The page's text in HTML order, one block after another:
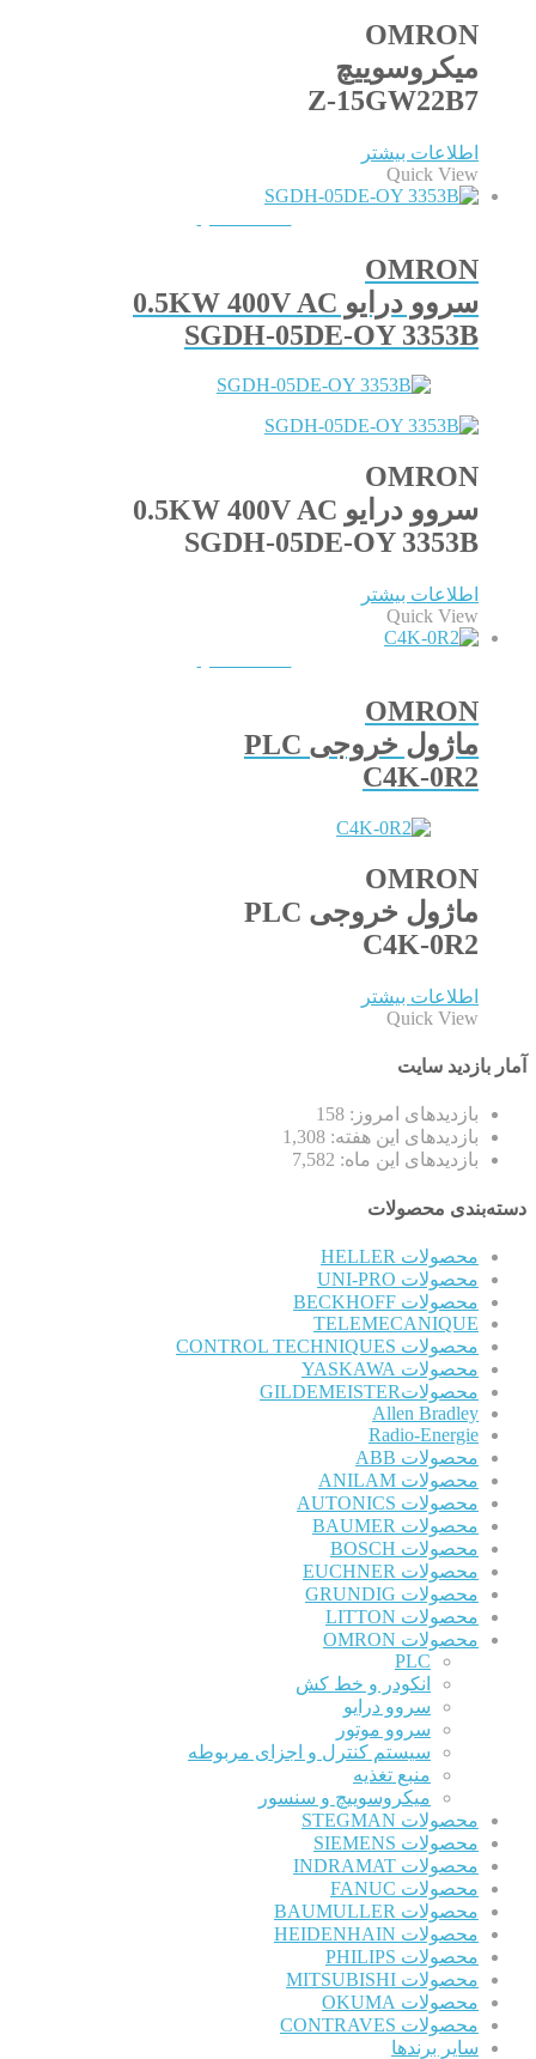
OMRON
میکروسوییچ
Z-15GW22B7
اطلاعات بیشتر
Quick View
OMRON
سروو درایو 0.5KW 400V AC
SGDH-05DE-OY 3353B
OMRON
سروو درایو 0.5KW 400V AC
SGDH-05DE-OY 3353B
اطلاعات بیشتر
Quick View
OMRON
ماژول خروجی PLC
C4K-0R2
OMRON
ماژول خروجی PLC
C4K-0R2
اطلاعات بیشتر
Quick View
آمار بازدید سایت
بازدیدهای امروز: 158
بازدیدهای این هفته: 1,308
بازدیدهای این ماه: 7,582
دسته‌بندی محصولات
محصولات HELLER
محصولات UNI-PRO
محصولات BECKHOFF
TELEMECANIQUE
محصولات CONTROL TECHNIQUES
محصولات YASKAWA
محصولاتGILDEMEISTER
Allen Bradley
Radio-Energie
محصولات ABB
محصولات ANILAM
محصولات AUTONICS
محصولات BAUMER
محصولات BOSCH
محصولات EUCHNER
محصولات GRUNDIG
محصولات LITTON
محصولات OMRON
PLC
انکودر و خط کش
سروو درایو
سروو موتور
سیستم کنترل و اجزای مربوطه
منبع تغذیه
میکروسوییچ و سنسور
محصولات STEGMAN
محصولات SIEMENS
محصولات INDRAMAT
محصولات FANUC
محصولات BAUMULLER
محصولات HEIDENHAIN
محصولات PHILIPS
محصولات MITSUBISHI
محصولات OKUMA
محصولات CONTRAVES
سایر برندها